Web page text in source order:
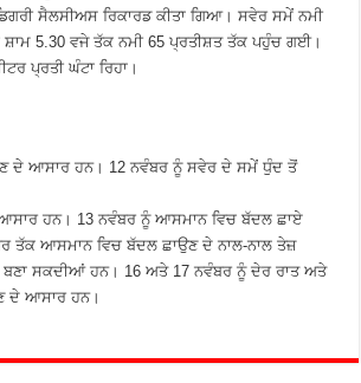
ਸੈਲਸੀਅਸ ਰਿਕਾਰਡ ਕੀਤਾ ਗਿਆ। ਸਵੇਰ ਸਮੇਂ ਨਮੀ
ਸ਼ਾਮ 5.30 ਵਜੇ ਤੱਕ ਨਮੀ 65 ਪ੍ਰਤੀਸ਼ਤ ਤੱਕ ਪਹੁੰਚ ਗਈ।
ਪ੍ਰਤੀ ਘੰਟਾ ਰਿਹਾ।
ਦੇ ਆਸਾਰ ਹਨ। 12 ਨਵੰਬਰ ਨੂੰ ਸਵੇਰ ਦੇ ਸਮੇਂ ਧੁੰਦ ਤੋਂ
ਹਨ। 13 ਨਵੰਬਰ ਨੂੰ ਆਸਮਾਨ ਵਿਚ ਬੱਦਲ ਛਾਏ
ਤੱਕ ਆਸਮਾਨ ਵਿਚ ਬੱਦਲ ਛਾਉਣ ਦੇ ਨਾਲ-ਨਾਲ ਤੇਜ਼
ਬਣਾ ਸਕਦੀਆਂ ਹਨ। 16 ਅਤੇ 17 ਨਵੰਬਰ ਨੂੰ ਦੇਰ ਰਾਤ ਅਤੇ
ਦੇ ਆਸਾਰ ਹਨ।